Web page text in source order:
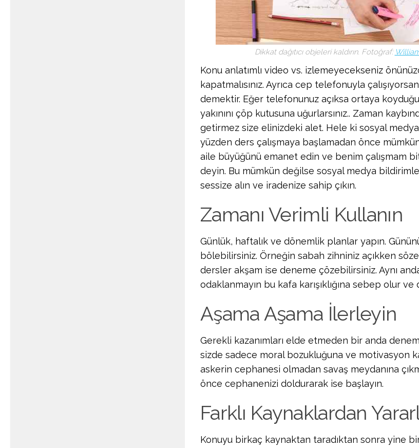
Dikkat dağıtıcı objeleri kaldırın. Fotoğraf:
Konu anlatımlı video vs. izlemeyecekseniz
kapatmalısınız. Ayrıca cep telefonuyla
demektir. Eğer telefonunuz açıksa ortaya
yakınını çöp kutusuna uğurlarsınız.. Zaman
getirmez size elinizdeki alet. Hele ki sosyal
yüzden ders çalışmaya başlamadan önce
aile büyüğünü emanet edin ve benim çalışmam
deyin. Bu mümkün değilse sosyal medya
sessize alın ve iradenize sahip çıkın.
Zamanı Verimli Kullanın
Günlük, haftalık ve dönemlik planlar yapın.
bölebilirsiniz. Örneğin sabah zihniniz açıkken
dersler akşam ise deneme çözebilirsiniz. Aynı
odaklanmayın bu kafa karışıklığına sebep olur ve
Aşama Aşama İlerleyin
Gerekli kazanımları elde etmeden bir anda
sizde sadece moral bozukluğuna ve motivasyon
askerin cephanesi olmadan savaş meydanına
önce cephanenizi doldurarak ise başlayın.
Farklı Kaynaklardan
Konuyu birkaç kaynaktan taradıktan sonra yine